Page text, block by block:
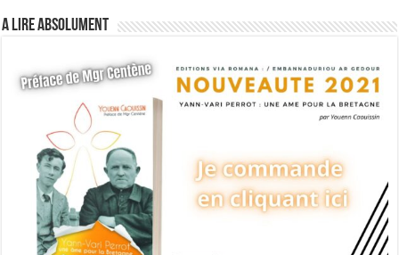
A lire absolument